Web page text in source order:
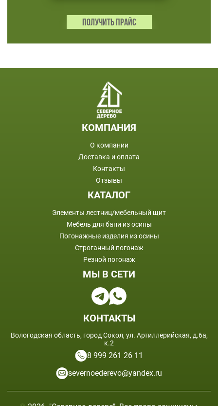
ПОЛУЧИТЬ ПРАЙС
КОМПАНИЯ
О компании
Доставка и оплата
Контакты
Отзывы
КАТАЛОГ
Элементы лестниц/мебельный щит
Мебель для бани из осины
Погонажные изделия из осины
Строганный погонаж
Резной погонаж
МЫ В СЕТИ
КОНТАКТЫ
Вологодская область, город Сокол, ул. Артиллерийская, д.6а,
к.2
8 999 261 26 11
severnoederevo@yandex.ru